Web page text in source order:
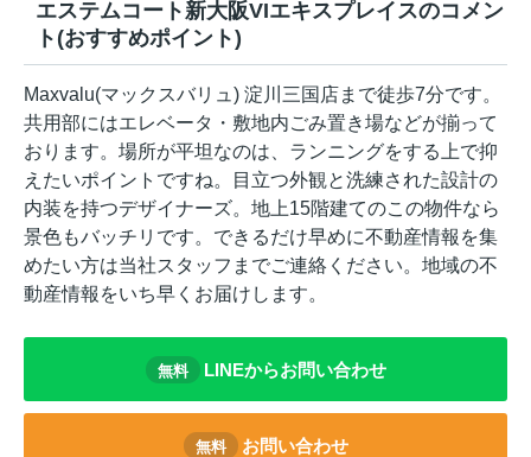
エステムコート新大阪VIエキスプレイスのコメン
ト(おすすめポイント)
Maxvalu(マックスバリュ) 淀川三国店まで徒歩7分です。
共用部にはエレベータ・敷地内ごみ置き場などが揃って
おります。場所が平坦なのは、ランニングをする上で抑
えたいポイントですね。目立つ外観と洗練された設計の
内装を持つデザイナーズ。地上15階建てのこの物件なら
景色もバッチリです。できるだけ早めに不動産情報を集
めたい方は当社スタッフまでご連絡ください。地域の不
動産情報をいち早くお届けします。
無料 LINEからお問い合わせ
無料 お問い合わせ